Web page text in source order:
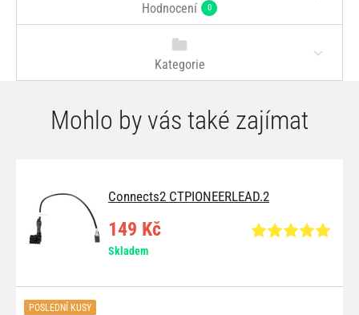
Hodnocení 0
Kategorie
Mohlo by vás také zajímat
Connects2 CTPIONEERLEAD.2
149 Kč
Skladem
POSLEDNÍ KUSY